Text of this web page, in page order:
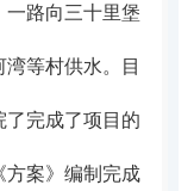
一路向三十里堡
等村供水。目
了完成了项目的
方案》编制完成